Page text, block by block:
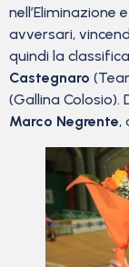
nell’Eliminazione
avversari,
quindi la
Castegnaro
(Gallina
Marco Negrente,